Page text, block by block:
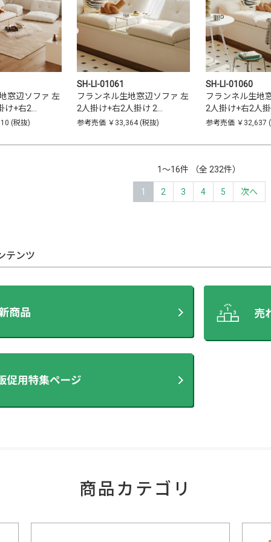
窓辺ソファ 左
け+右2…
(税抜)
SH-LI-01061
フランネル生地窓辺ソファ 左
2人掛け+右2人掛け 2…
参考売価 ￥33,364 (税抜)
SH-LI-01060
フランネル生地
2人掛け+右2人
参考売価 ￥32,637
1〜16件 （全 232件）
1 2 3 4 5 次へ
テンツ
商品カテゴリ